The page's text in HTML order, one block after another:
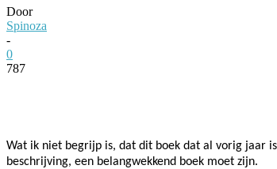
Door
Spinoza
-
0
787
Wat ik niet begrijp is, dat dit boek dat al vorig jaar
beschrijving, een belangwekkend boek moet zijn.